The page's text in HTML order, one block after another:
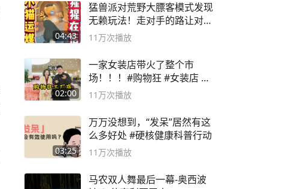
04:43
猛兽派对荒野大膘客模式发现
无赖玩法！走对手的路让对手
无路可走
11万次播放
02:00
一家女装店带火了整个市
场！！！#购物狂 #女装店 #
高品质女装
11万次播放
03:25
万万没想到，“发呆”居然有这
么多好处 #硬核健康科普行动
11万次播放
马农双人舞最后一幕-奥西波